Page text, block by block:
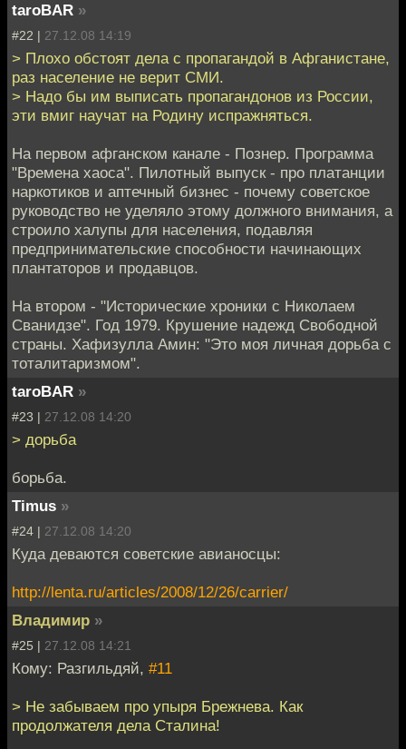
taroBAR »
#22 | 27.12.08 14:19
> Плохо обстоят дела с пропагандой в Афганистане,
раз население не верит СМИ.
> Надо бы им выписать пропагандонов из России,
эти вмиг научат на Родину испражняться.
На первом афганском канале - Познер. Программа
"Времена хаоса". Пилотный выпуск - про платанции
наркотиков и аптечный бизнес - почему советское
руководство не уделяло этому должного внимания, а
строило халупы для населения, подавляя
предпринимательские способности начинающих
плантаторов и продавцов.
На втором - "Исторические хроники с Николаем
Сванидзе". Год 1979. Крушение надежд Свободной
страны. Хафизулла Амин: "Это моя личная дорьба с
тоталитаризмом".
taroBAR »
#23 | 27.12.08 14:20
> дорьба
борьба.
Timus »
#24 | 27.12.08 14:20
Куда деваются советские авианосцы:
http://lenta.ru/articles/2008/12/26/carrier/
Владимир »
#25 | 27.12.08 14:21
Кому: Разгильдяй, #11
> Не забываем про упыря Брежнева. Как
продолжателя дела Сталина!